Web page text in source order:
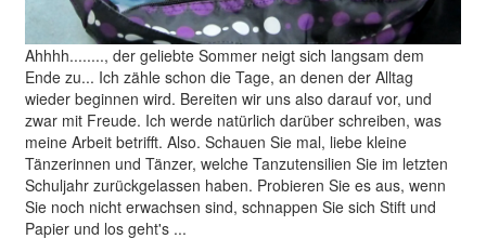
Ahhhh........, der geliebte Sommer neigt sich langsam dem
Ende zu... Ich zähle schon die Tage, an denen der Alltag
wieder beginnen wird. Bereiten wir uns also darauf vor, und
zwar mit Freude. Ich werde natürlich darüber schreiben, was
meine Arbeit betrifft. Also. Schauen Sie mal, liebe kleine
Tänzerinnen und Tänzer, welche Tanzutensilien Sie im letzten
Schuljahr zurückgelassen haben. Probieren Sie es aus, wenn
Sie noch nicht erwachsen sind, schnappen Sie sich Stift und
Papier und los geht's ...